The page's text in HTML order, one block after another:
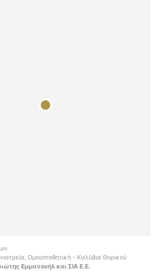
Ομοιοπαθητική - Καλύβια Θορικού
Εμμανουήλ και ΣΙΑ Ε.Ε.